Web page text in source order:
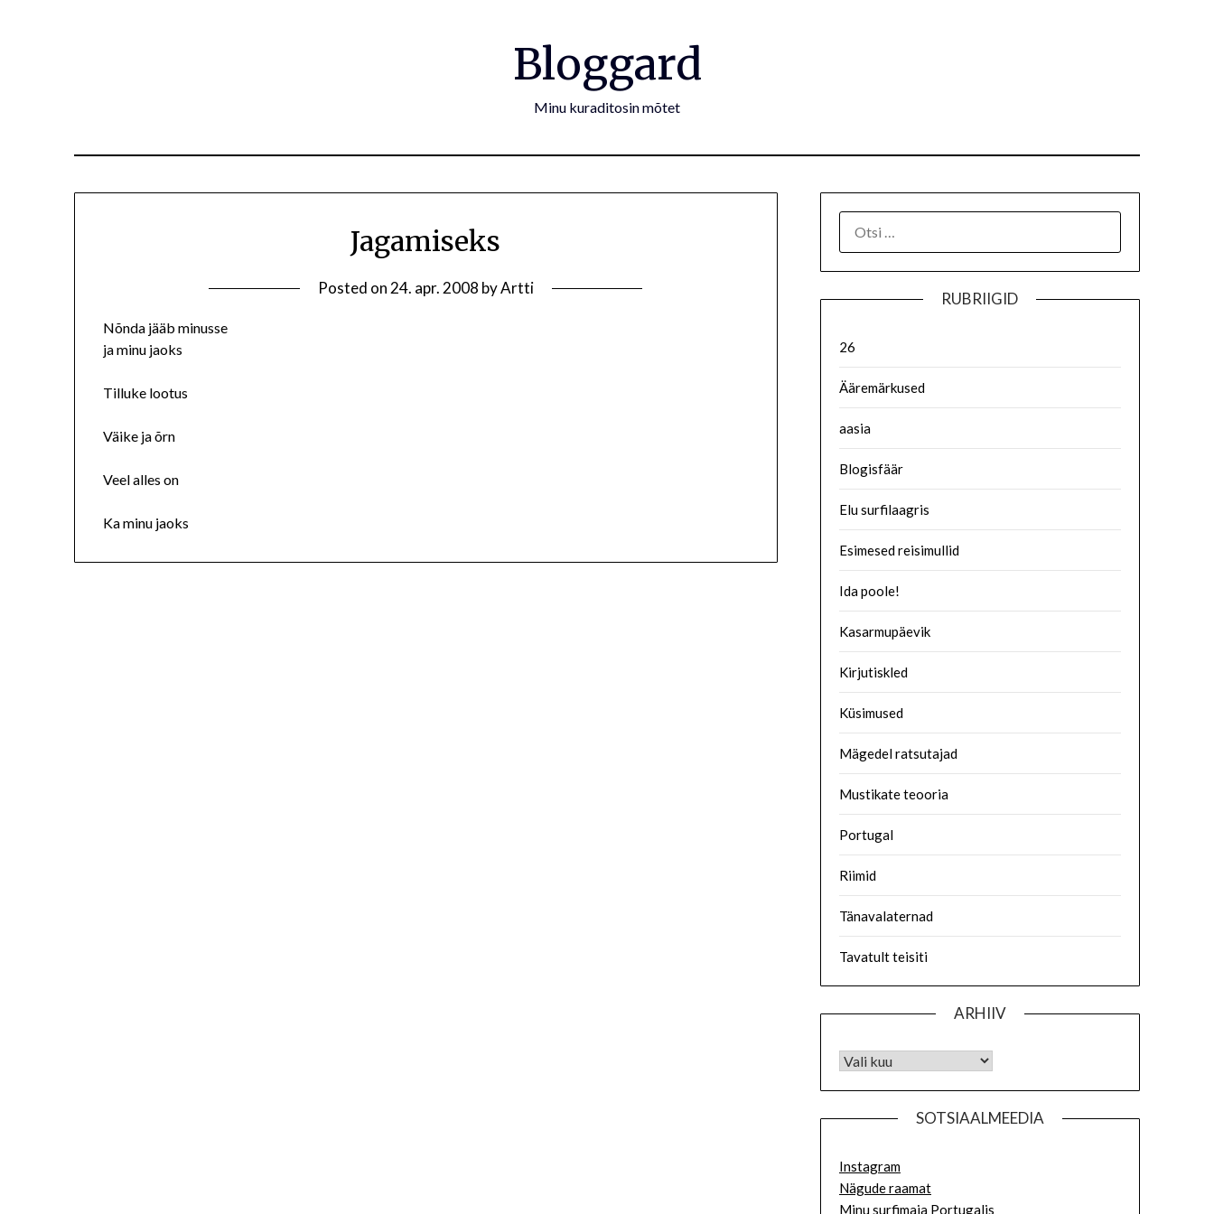
Bloggard
Minu kuraditosin mõtet
Jagamiseks
Posted on 24. apr. 2008 byArtti
Nõnda jääb minusse
ja minu jaoks
Tilluke lootus
Väike ja õrn
Veel alles on
Ka minu jaoks
RUBRIIGID
26
Ääremärkused
aasia
Blogisfäär
Elu surfilaagris
Esimesed reisimullid
Ida poole!
Kasarmupäevik
Kirjutiskled
Küsimused
Mägedel ratsutajad
Mustikate teooria
Portugal
Riimid
Tänavalaternad
Tavatult teisiti
ARHIIV
SOTSIAALMEEDIA
Instagram
Nägude raamat
Minu surfimaja Portugalis